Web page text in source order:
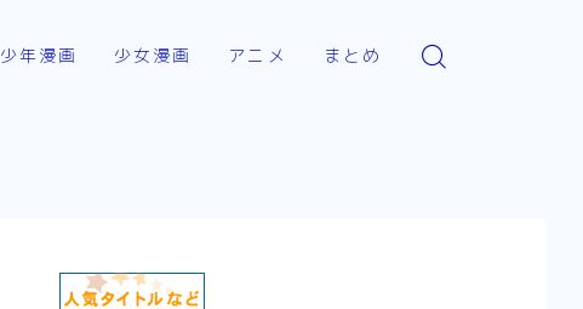
少年漫画 少女漫画
死に戻り令嬢のルチェッタ
アニメ まとめ
【アニメ】筋肉はすべて